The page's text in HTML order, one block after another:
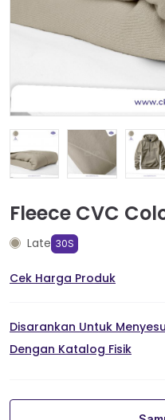
Fleece CVC
Late 30S
Cek Harga Produk
Disarankan Untuk
Dengan Katalog Fisik